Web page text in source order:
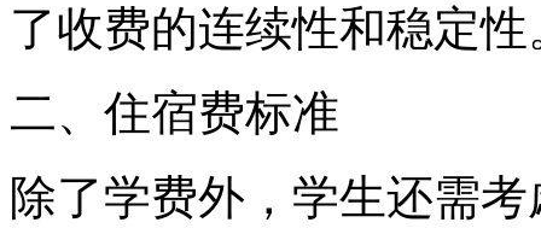
了收费的连续性和稳定性
二、住宿费标准
除了学费外，学生还需